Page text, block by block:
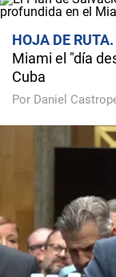
HOJA DE RUTA
Miami el "día
Cuba
Por Daniel